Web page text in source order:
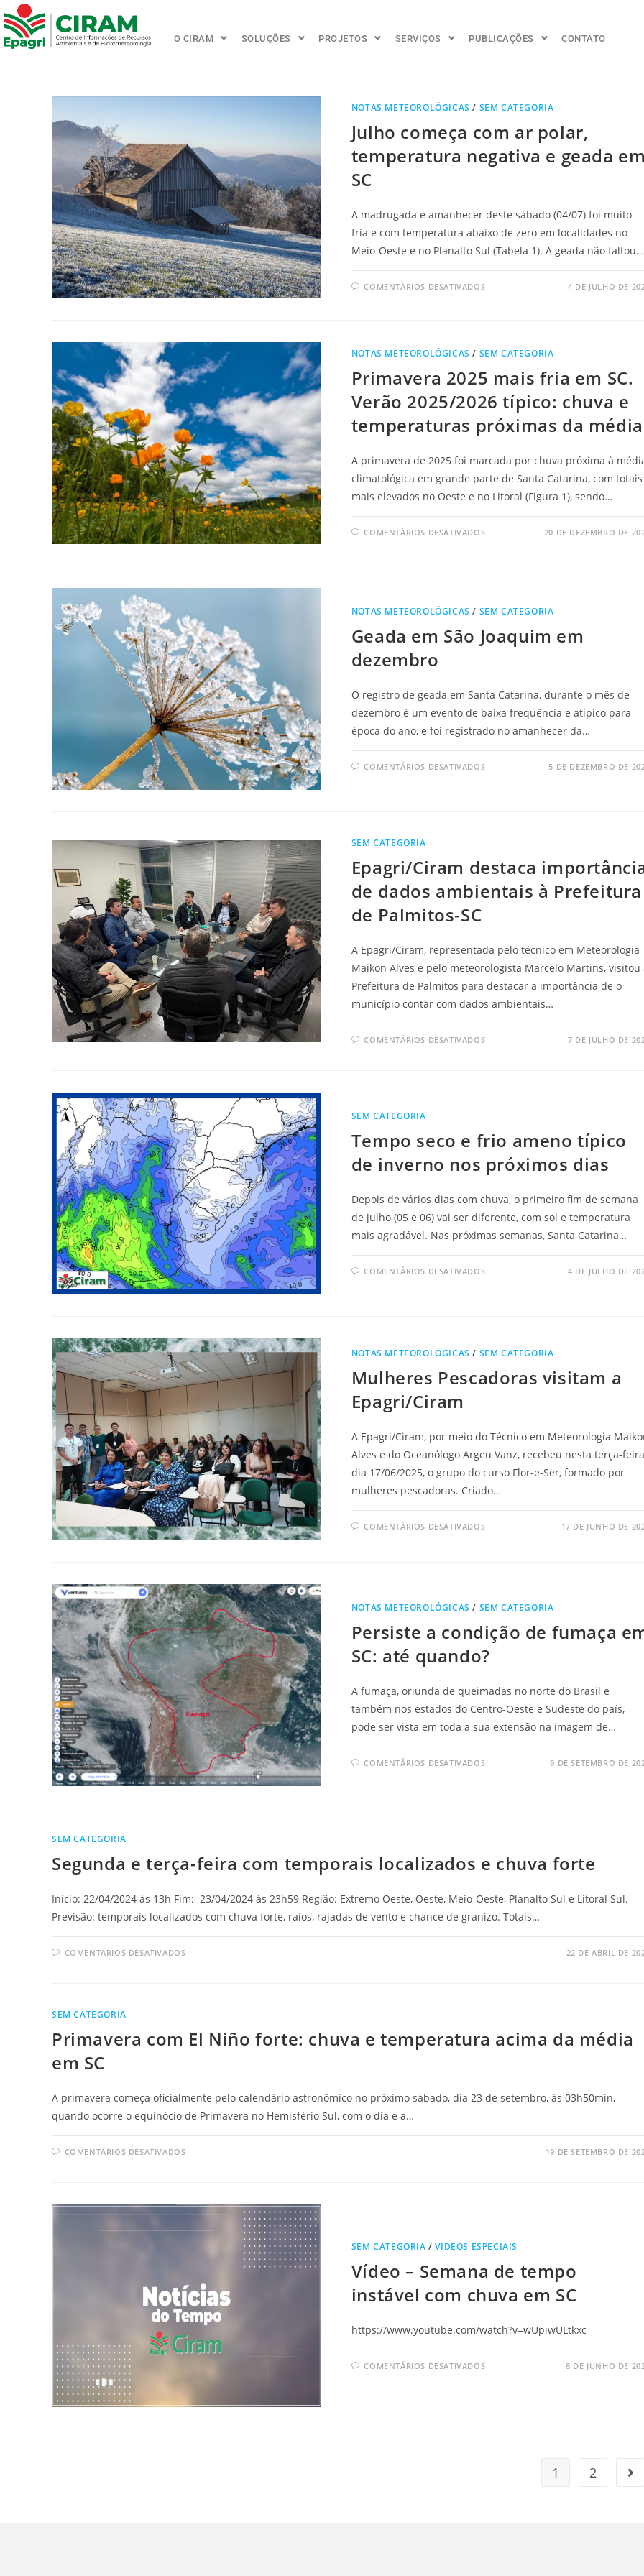
O CIRAM SOLUÇÕES PROJETOS SERVIÇOS PUBLICAÇÕES CONTATO
NOTAS METEOROLÓGICAS / SEM CATEGORIA
Julho começa com ar polar,
temperatura negativa e geada
SC
A madrugada e amanhecer deste sábado (04/07) foi muito
fria e com temperatura abaixo de zero em localidades no
Meio-Oeste e no Planalto Sul (Tabela 1). A geada não faltou…
COMENTÁRIOS DESATIVADOS 4 DE JULHO DE
NOTAS METEOROLÓGICAS / SEM CATEGORIA
Primavera 2025 mais fria em SC.
Verão 2025/2026 típico: chuva e
temperaturas próximas da média
A primavera de 2025 foi marcada por chuva próxima à
climatológica em grande parte de Santa Catarina, com totais
mais elevados no Oeste e no Litoral (Figura 1), sendo…
COMENTÁRIOS DESATIVADOS 20 DE DEZEMBRO DE
NOTAS METEOROLÓGICAS / SEM CATEGORIA
Geada em São Joaquim em
dezembro
O registro de geada em Santa Catarina, durante o mês de
dezembro é um evento de baixa frequência e atípico para
época do ano, e foi registrado no amanhecer da…
COMENTÁRIOS DESATIVADOS 5 DE DEZEMBRO DE
SEM CATEGORIA
Epagri/Ciram destaca
de dados ambientais à Prefeitura
de Palmitos-SC
A Epagri/Ciram, representada pelo técnico em Meteorologia
Maikon Alves e pelo meteorologista Marcelo Martins, visitou
Prefeitura de Palmitos para destacar a importância de o
município contar com dados ambientais…
COMENTÁRIOS DESATIVADOS 7 DE JULHO DE
SEM CATEGORIA
Tempo seco e frio ameno típico
de inverno nos próximos dias
Depois de vários dias com chuva, o primeiro fim de semana
de julho (05 e 06) vai ser diferente, com sol e temperatura
mais agradável. Nas próximas semanas, Santa Catarina…
COMENTÁRIOS DESATIVADOS 4 DE JULHO DE
NOTAS METEOROLÓGICAS / SEM CATEGORIA
Mulheres Pescadoras visitam a
Epagri/Ciram
A Epagri/Ciram, por meio do Técnico em Meteorologia
Alves e do Oceanólogo Argeu Vanz, recebeu nesta terça-
dia 17/06/2025, o grupo do curso Flor-e-Ser, formado por
mulheres pescadoras. Criado…
COMENTÁRIOS DESATIVADOS 17 DE JUNHO DE
NOTAS METEOROLÓGICAS / SEM CATEGORIA
Persiste a condição de fumaça
SC: até quando?
A fumaça, oriunda de queimadas no norte do Brasil e
também nos estados do Centro-Oeste e Sudeste do país,
pode ser vista em toda a sua extensão na imagem de…
COMENTÁRIOS DESATIVADOS 9 DE SETEMBRO DE
SEM CATEGORIA
Segunda e terça-feira com temporais localizados e chuva forte
Início: 22/04/2024 às 13h Fim: 23/04/2024 às 23h59 Região: Extremo Oeste, Oeste, Meio-Oeste, Planalto Sul e Litoral Sul.
Previsão: temporais localizados com chuva forte, raios, rajadas de vento e chance de granizo. Totais…
COMENTÁRIOS DESATIVADOS 22 DE ABRIL DE
SEM CATEGORIA
Primavera com El Niño forte: chuva e temperatura acima da média
em SC
A primavera começa oficialmente pelo calendário astronômico no próximo sábado, dia 23 de setembro, às 03h50min,
quando ocorre o equinócio de Primavera no Hemisfério Sul, com o dia e a…
COMENTÁRIOS DESATIVADOS 19 DE SETEMBRO DE
SEM CATEGORIA /VIDEOS ESPECIAIS
Vídeo – Semana de tempo
instável com chuva em SC
https://www.youtube.com/watch?v=wUpiwULtkxc
COMENTÁRIOS DESATIVADOS 8 DE JUNHO DE
1 2